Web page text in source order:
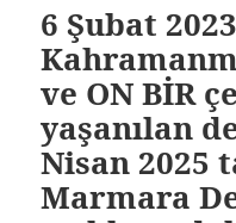
6 Şubat
ve ON BİR
yaşanılan
Nisan 2025
Marmara